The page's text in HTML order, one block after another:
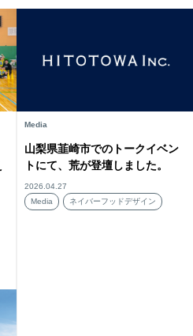
Media
山梨県韮崎市でのトークイベン
トにて、荒が登壇しました。
2026.04.27
Media
ネイバーフッドデザイン